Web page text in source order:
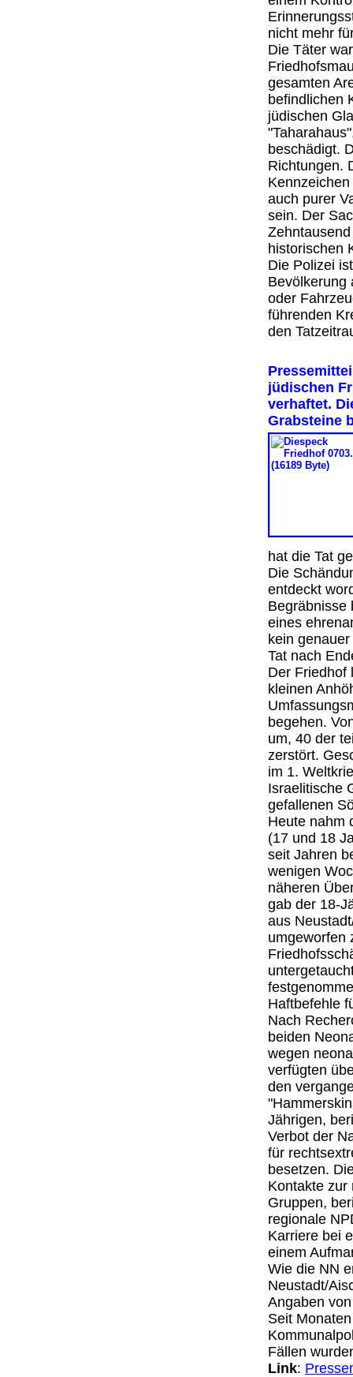
nicht mehr
Die Täter
gesamten
befindlichen
jüdischen
beschädigt.
Richtungen.
auch purer
sein. Der
historischen
Die Polizei
Bevölkerung
oder
führenden
den
jüdischen
verhaftet.
Grabsteine
hat die Tat
Die
entdeckt
Begräbnisse
eines
kein
Tat nach
Der Friedhof
kleinen
begehen.
um, 40 der
zerstört.
im 1.
Israelitische
gefallenen
Heute nahm
(17 und 18
seit Jahren
wenigen
näheren
gab der 18-
aus
umgeworfen
Haftbefehle
Nach
beiden
wegen
verfügten
den
Jährigen,
Verbot der
für
besetzen.
Kontakte zur
Gruppen,
regionale
Karriere bei
einem
Wie die NN
Neustadt/
Angaben
Seit
Fällen
Link: